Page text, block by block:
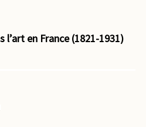
l’art en France (1821-1931)